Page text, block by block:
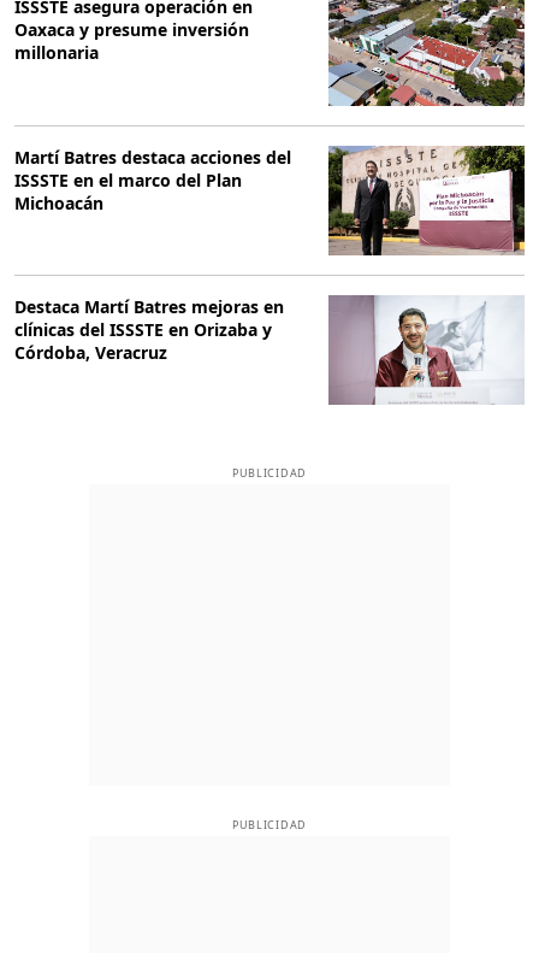
ISSSTE asegura operación en
Oaxaca y presume inversión
millonaria
Martí Batres destaca acciones del
ISSSTE en el marco del Plan
Michoacán
Destaca Martí Batres mejoras en
clínicas del ISSSTE en Orizaba y
Córdoba, Veracruz
PUBLICIDAD
PUBLICIDAD